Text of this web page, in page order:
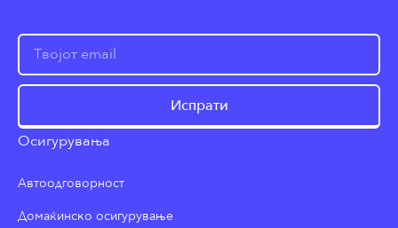
Испрати
Осигурувања
Автоодговорност
Домаќинско осигурување